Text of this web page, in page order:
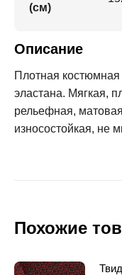
(см)
Описание
Плотная костюмная
эластана. Мягкая,
рельефная,
износостойкая, не
Похожие
Твид